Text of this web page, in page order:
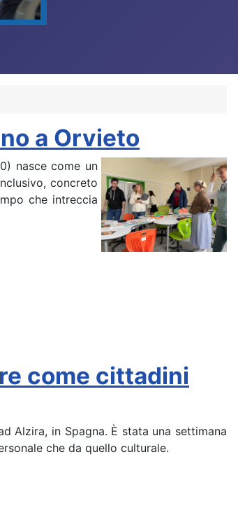
a Orvieto
nasce come un
concreto
che intreccia
come cittadini
Alzira, in Spagna. È stata una settimana
che da quello culturale.